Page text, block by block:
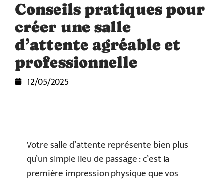
Conseils pratiques pour
créer une salle
d’attente agréable et
professionnelle
12/05/2025
Votre salle d’attente représente bien plus
qu’un simple lieu de passage : c’est la
première impression physique que vos